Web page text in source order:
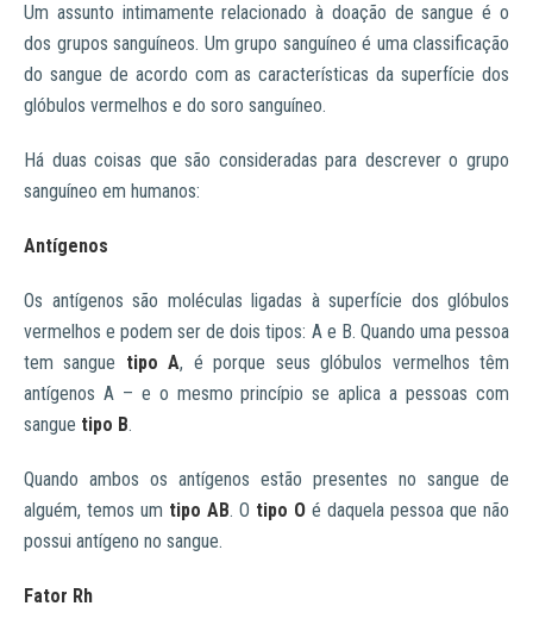
Um assunto intimamente relacionado à doação de sangue é o
dos grupos sanguíneos. Um grupo sanguíneo é uma classificação
do sangue de acordo com as características da superfície dos
glóbulos vermelhos e do soro sanguíneo.
Há duas coisas que são consideradas para descrever o grupo
sanguíneo em humanos:
Antígenos
Os antígenos são moléculas ligadas à superfície dos glóbulos
vermelhos e podem ser de dois tipos: A e B. Quando uma pessoa
tem sangue tipo A, é porque seus glóbulos vermelhos têm
antígenos A – e o mesmo princípio se aplica a pessoas com
sangue tipo B.
Quando ambos os antígenos estão presentes no sangue de
alguém, temos um tipo AB. O tipo O é daquela pessoa que não
possui antígeno no sangue.
Fator Rh